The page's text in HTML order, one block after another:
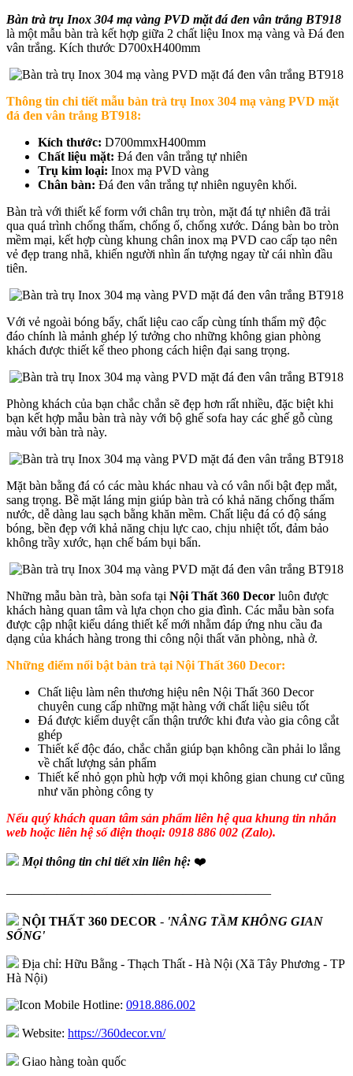
Bàn trà trụ Inox 304 mạ vàng PVD mặt đá đen vân trắng BT918
là một mẫu bàn trà kết hợp giữa 2 chất liệu Inox mạ vàng và Đá đen
vân trắng. Kích thước D700xH400mm
Thông tin chi tiết mẫu bàn trà trụ Inox 304 mạ vàng PVD mặt
đá đen vân trắng BT918:
Kích thước: D700mmxH400mm
Chất liệu mặt: Đá đen vân trắng tự nhiên
Trụ kim loại: Inox mạ PVD vàng
Chân bàn: Đá đen vân trắng tự nhiên nguyên khối.
Bàn trà với thiết kế form với chân trụ tròn, mặt đá tự nhiên đã trải
qua quá trình chống thấm, chống ố, chống xước. Dáng bàn bo tròn
mềm mại, kết hợp cùng khung chân inox mạ PVD cao cấp tạo nên
vẻ đẹp trang nhã, khiến người nhìn ấn tượng ngay từ cái nhìn đầu
tiên.
Với vẻ ngoài bóng bẩy, chất liệu cao cấp cùng tính thẩm mỹ độc
đáo chính là mảnh ghép lý tưởng cho những không gian phòng
khách được thiết kế theo phong cách hiện đại sang trọng.
Phòng khách của bạn chắc chắn sẽ đẹp hơn rất nhiều, đặc biệt khi
bạn kết hợp mẫu bàn trà này với bộ ghế sofa hay các ghế gỗ cùng
màu với bàn trà này.
Mặt bàn bằng đá có các màu khác nhau và có vân nổi bật đẹp mắt,
sang trọng. Bề mặt láng mịn giúp bàn trà có khả năng chống thấm
nước, dễ dàng lau sạch bằng khăn mềm. Chất liệu đá có độ sáng
bóng, bền đẹp với khả năng chịu lực cao, chịu nhiệt tốt, đảm bảo
không trầy xước, hạn chế bám bụi bẩn.
Những mẫu bàn trà, bàn sofa tại Nội Thất 360 Decor luôn được
khách hàng quan tâm và lựa chọn cho gia đình. Các mẫu bàn sofa
được cập nhật kiểu dáng thiết kế mới nhằm đáp ứng nhu cầu đa
dạng của khách hàng trong thi công nội thất văn phòng, nhà ở.
Những điểm nổi bật bàn trà tại Nội Thất 360 Decor:
Chất liệu làm nên thương hiệu nên Nội Thất 360 Decor
chuyên cung cấp những mặt hàng với chất liệu siêu tốt
Đá được kiểm duyệt cẩn thận trước khi đưa vào gia công cắt
ghép
Thiết kế độc đáo, chắc chắn giúp bạn không cần phải lo lắng
về chất lượng sản phẩm
Thiết kế nhỏ gọn phù hợp với mọi không gian chung cư cũng
như văn phòng công ty
Nếu quý khách quan tâm sản phẩm liên hệ qua khung tin nhắn
web hoặc liên hệ số điện thoại: 0918 886 002 (Zalo).
Mọi thông tin chi tiết xin liên hệ: ❤️
—————————————————————
NỘI THẤT 360 DECOR - 'NÂNG TẦM KHÔNG GIAN
SỐNG'
Địa chỉ: Hữu Bằng - Thạch Thất - Hà Nội (Xã Tây Phương - TP
Hà Nội)
Hotline: 0918.886.002
Website: https://360decor.vn/
Giao hàng toàn quốc